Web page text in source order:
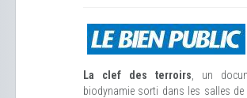
La clef des terroirs , un
biodynamie sorti dans les salles de